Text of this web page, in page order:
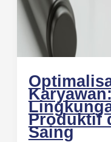
Produktif
Saing